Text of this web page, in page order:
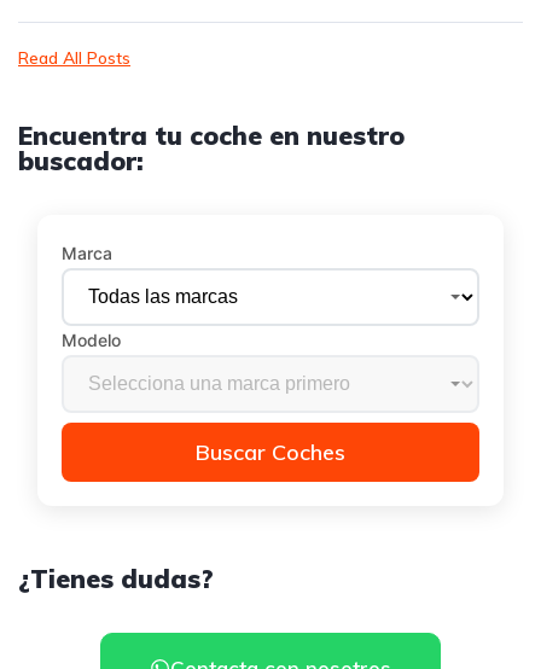
Read All Posts
Encuentra tu coche en nuestro
buscador:
Marca
Modelo
Buscar Coches
¿Tienes dudas?